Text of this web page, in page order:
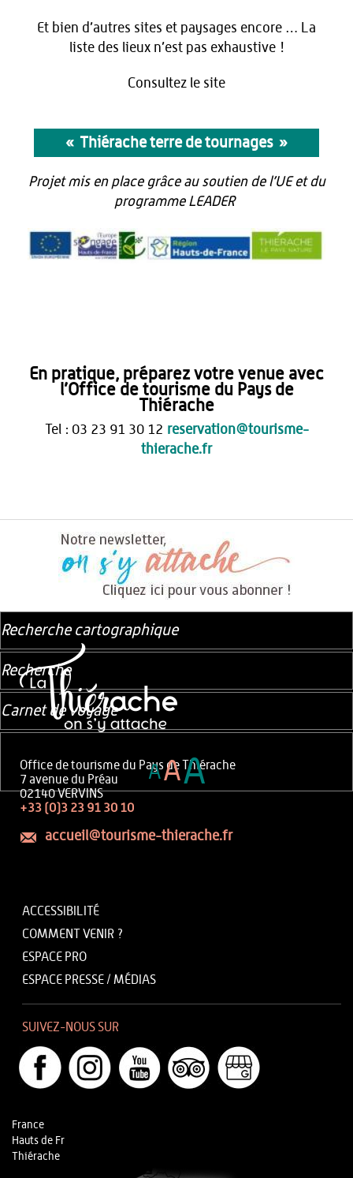
Et bien d’autres sites et paysages encore … La
liste des lieux n’est pas exhaustive !
Consultez le site
« Thiérache terre de tournages »
Projet mis en place grâce au soutien de l’UE et du
programme LEADER
En pratique, préparez votre venue avec
l’Office de tourisme du Pays de
Thiérache
Tel : 03 23 91 30 12 reservation@tourisme-
thierache.fr
Office de tourisme du Pays de Thiérache
7 avenue du Préau
02140 VERVINS
+33 (0)3 23 91 30 10
accueil@tourisme-thierache.fr
ACCESSIBILITÉ
COMMENT VENIR ?
ESPACE PRO
ESPACE PRESSE / MÉDIAS
SUIVEZ-NOUS SUR
France
Hauts de Fr
Thiérache
Recherche cartographique
Recherche
Carnet de voyage
AAA